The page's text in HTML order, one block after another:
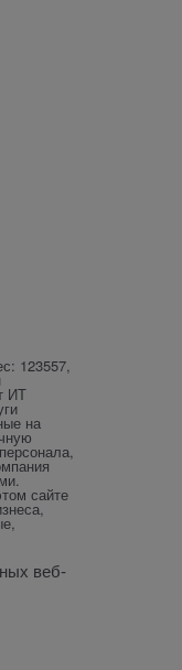
123557,
ИТ
на
сайте
веб-